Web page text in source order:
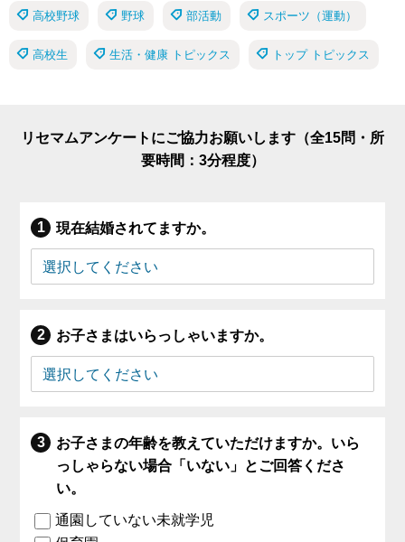
高校野球 野球 部活動 スポーツ（運動）
高校生 生活・健康 トピックス トップ トピックス
リセマムアンケートにご協力お願いします（全15問・所
要時間：3分程度）
現在結婚されてますか。
お子さまはいらっしゃいますか。
お子さまの年齢を教えていただけますか。いら
っしゃらない場合「いない」とご回答くださ
い。
通園していない未就学児